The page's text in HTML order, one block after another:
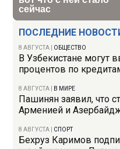
ПОСЛЕДНИЕ
8 АВГУСТА ОБЩЕСТВО
В Узбекистане могут
процентов по
8 АВГУСТА В МИРЕ
Пашинян заявил, что
Арменией и
8 АВГУСТА СПОРТ
Бехруз Каримов